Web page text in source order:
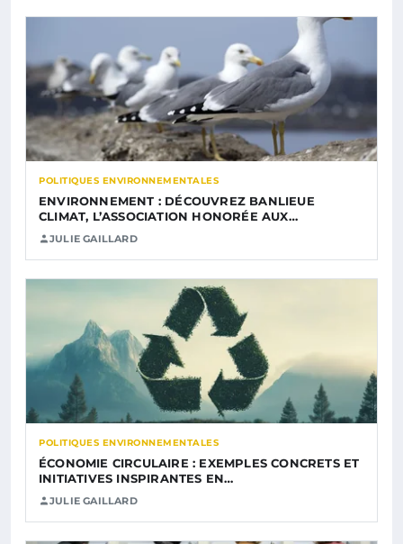
POLITIQUES ENVIRONNEMENTALES
ENVIRONNEMENT : DÉCOUVREZ BANLIEUE
CLIMAT, L’ASSOCIATION HONORÉE AUX…
JULIE GAILLARD
POLITIQUES ENVIRONNEMENTALES
ÉCONOMIE CIRCULAIRE : EXEMPLES CONCRETS ET
INITIATIVES INSPIRANTES EN…
JULIE GAILLARD